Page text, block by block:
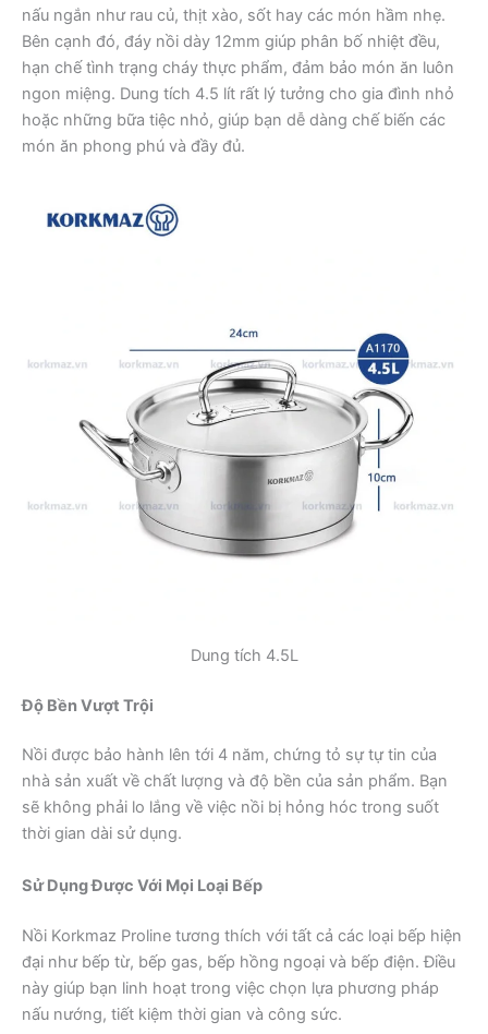
nấu ngắn như rau củ, thịt xào, sốt hay các món hầm nhẹ.
Bên cạnh đó, đáy nồi dày 12mm giúp phân bố nhiệt đều,
hạn chế tình trạng cháy thực phẩm, đảm bảo món ăn luôn
ngon miệng. Dung tích 4.5 lít rất lý tưởng cho gia đình nhỏ
hoặc những bữa tiệc nhỏ, giúp bạn dễ dàng chế biến các
món ăn phong phú và đầy đủ.
Dung tích 4.5L
Độ Bền Vượt Trội
Nồi được bảo hành lên tới 4 năm, chứng tỏ sự tự tin của
nhà sản xuất về chất lượng và độ bền của sản phẩm. Bạn
sẽ không phải lo lắng về việc nồi bị hỏng hóc trong suốt
thời gian dài sử dụng.
Sử Dụng Được Với Mọi Loại Bếp
Nồi Korkmaz Proline tương thích với tất cả các loại bếp hiện
đại như bếp từ, bếp gas, bếp hồng ngoại và bếp điện. Điều
này giúp bạn linh hoạt trong việc chọn lựa phương pháp
nấu nướng, tiết kiệm thời gian và công sức.